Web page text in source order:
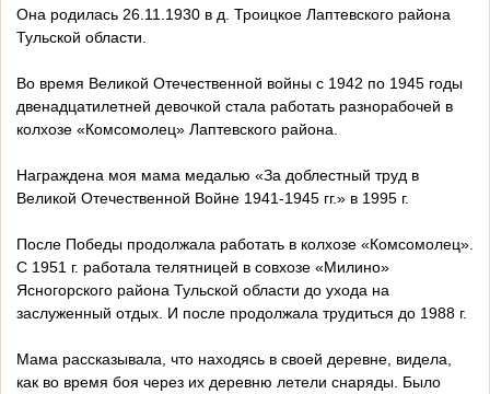
Она родилась 26.11.1930 в д. Троицкое Лаптевского района
Тульской области.
Во время Великой Отечественной войны с 1942 по 1945 годы
двенадцатилетней девочкой стала работать разнорабочей в
колхозе «Комсомолец» Лаптевского района.
Награждена моя мама медалью «За доблестный труд в
Великой Отечественной Войне 1941-1945 гг.» в 1995 г.
После Победы продолжала работать в колхозе «Комсомолец».
С 1951 г. работала телятницей в совхозе «Милино»
Ясногорского района Тульской области до ухода на
заслуженный отдых. И после продолжала трудиться до 1988 г.
Мама рассказывала, что находясь в своей деревне, видела,
как во время боя через их деревню летели снаряды. Было